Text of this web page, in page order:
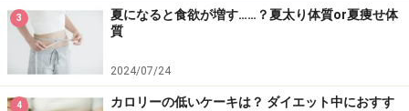
3
夏になると食欲が増す……？夏太り体質or夏痩せ体
質
2024/07/24
4
カロリーの低いケーキは？ ダイエット中におすす